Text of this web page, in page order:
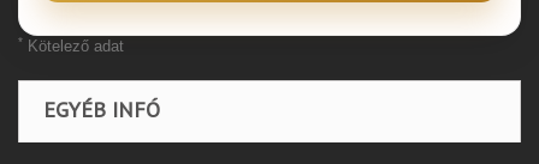
* Kötelező adat
EGYÉB INFÓ